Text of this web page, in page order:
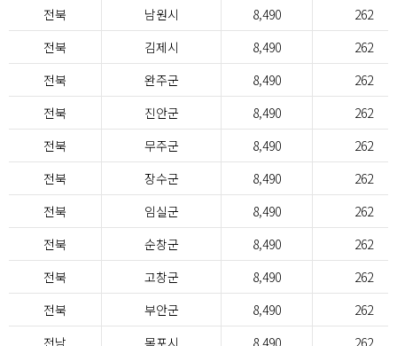
전북
남원시 8,490
262
전북
김제시 8,490
262
전북
완주군 8,490
262
전북
진안군 8,490
262
전북
무주군 8,490
262
전북
장수군 8,490
262
전북
임실군 8,490
262
전북
순창군 8,490
262
전북
고창군 8,490
262
전북
부안군 8,490
262
전남
목포시 8,490
262